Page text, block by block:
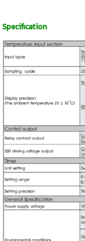
Specification